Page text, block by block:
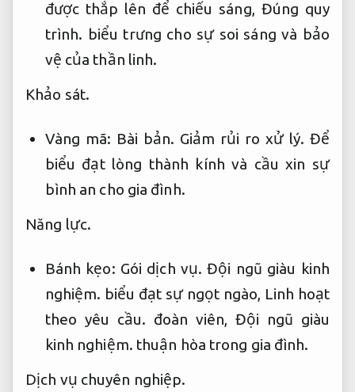
được thắp lên để chiếu sáng, Đúng quy
trình. biểu trưng cho sự soi sáng và bảo
vệ của thần linh.
Khảo sát.
Vàng mã: Bài bản. Giảm rủi ro xử lý. Để
biểu đạt lòng thành kính và cầu xin sự
bình an cho gia đình.
Năng lực.
Bánh kẹo: Gói dịch vụ. Đội ngũ giàu kinh
nghiệm. biểu đạt sự ngọt ngào, Linh hoạt
theo yêu cầu. đoàn viên, Đội ngũ giàu
kinh nghiệm. thuận hòa trong gia đình.
Dịch vụ chuyên nghiệp.